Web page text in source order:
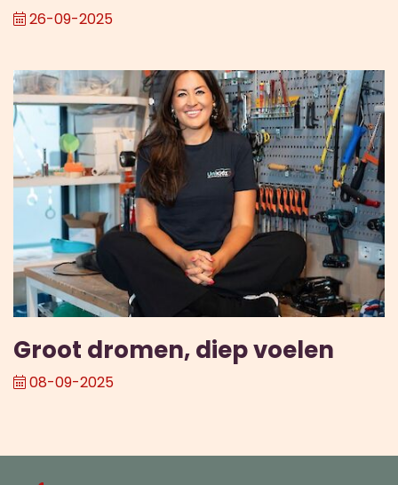
26-09-2025
Groot dromen, diep voelen
08-09-2025